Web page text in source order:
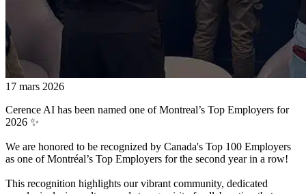
17 mars 2026
Cerence AI has been named one of Montreal’s Top Employers for
2026 ✨
We are honored to be recognized by Canada's Top 100 Employers
as one of Montréal’s Top Employers for the second year in a row!
This recognition highlights our vibrant community, dedicated